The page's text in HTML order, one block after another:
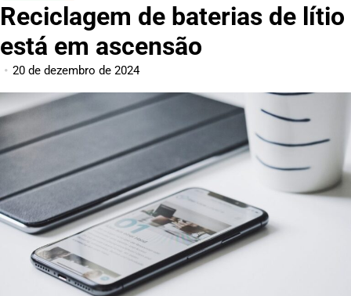
Reciclagem de baterias de lítio
está em ascensão
20 de dezembro de 2024